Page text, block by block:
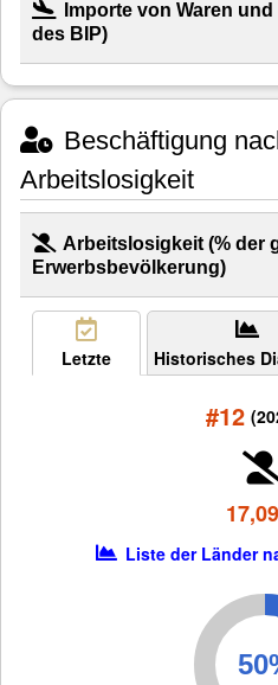
Importe von Waren
des BIP)
Beschäftigung
Arbeitslosigkeit
Arbeitslosigkeit (% der
Erwerbsbevölkerung)
Letzte Historisches
#12
Liste der Länder